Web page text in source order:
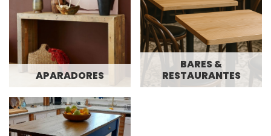
APARADORES
BARES &
RESTAURANTES